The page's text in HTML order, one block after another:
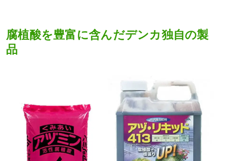
腐植酸を豊富に含んだデンカ独自の製
品